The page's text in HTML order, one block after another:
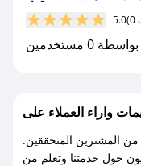
5.0
من المشترين المتحققين.
حول خدمتنا وتعلم من